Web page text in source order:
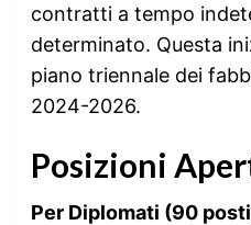
contratti a tempo
determinato. Questa
piano triennale dei
2024-2026.
Posizioni
Per Diplomati (90